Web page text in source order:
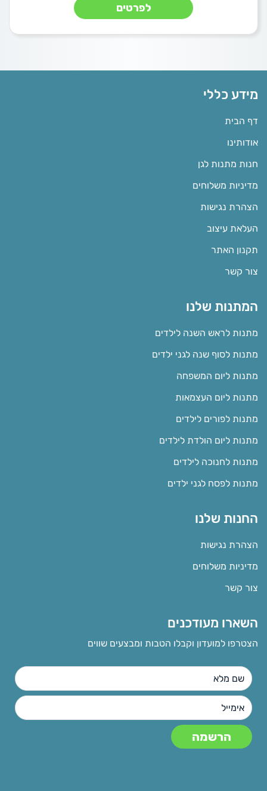
לפרטים
מידע כללי
דף הבית
אודותינו
חנות מתנות לגן
מדיניות משלוחים
הצהרת נגישות
העלאת עיצוב
תקנון האתר
צור קשר
המתנות שלנו
מתנות לראש השנה לילדים
מתנות לסוף שנה לגני ילדים
מתנות ליום המשפחה
מתנות ליום העצמאות
מתנות לפורים לילדים
מתנות ליום הולדת לילדים
מתנות לחנוכה לילדים
מתנות לפסח לגני ילדים
החנות שלנו
הצהרת נגישות
מדיניות משלוחים
צור קשר
השארו מעודכנים
הצטרפו למועדון וקבלו הטבות ומבצעים שווים